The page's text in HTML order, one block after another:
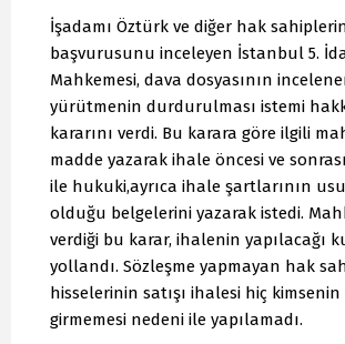
İşadamı Öztürk ve diğer hak
başvurusunu inceleyen İstanbul 5.
Mahkemesi, dava dosyasının
yürütmenin durdurulması istemi
kararını verdi. Bu karara göre ilgili
madde yazarak ihale öncesi ve
ile hukuki,ayrıca ihale şartlarının
olduğu belgelerini yazarak istedi.
verdiği bu karar, ihalenin yapılacağı
yollandı. Sözleşme yapmayan hak
hisselerinin satışı ihalesi hiç
girmemesi nedeni ile yapılamadı.